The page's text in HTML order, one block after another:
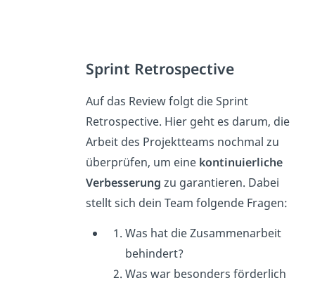
Sprint Retrospective
Auf das Review folgt die Sprint
Retrospective. Hier geht es darum, die
Arbeit des Projektteams nochmal zu
überprüfen, um eine kontinuierliche
Verbesserung zu garantieren. Dabei
stellt sich dein Team folgende Fragen:
Was hat die Zusammenarbeit
behindert?
Was war besonders förderlich